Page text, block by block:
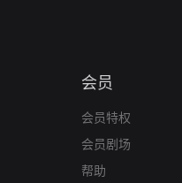
会员
会员特权
会员剧场
帮助